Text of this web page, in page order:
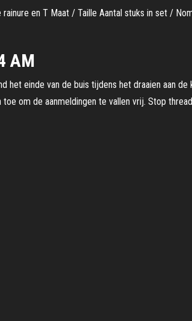
en T Maat / Taille Aantal stuks in set /
AM
einde van de buis tijdens het draaien aan
om de aanmeldingen te vallen vrij. Stop